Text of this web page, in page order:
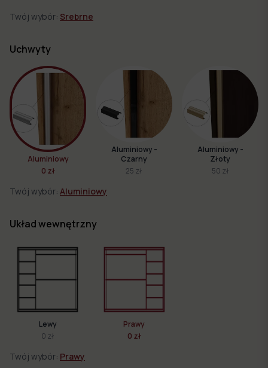
Twój wybór: Srebrne
Uchwyty
Aluminiowy
0 zł
Aluminiowy -
Czarny
25 zł
Aluminiowy -
Złoty
50 zł
Twój wybór: Aluminiowy
Układ wewnętrzny
Lewy
0 zł
Prawy
0 zł
Twój wybór: Prawy